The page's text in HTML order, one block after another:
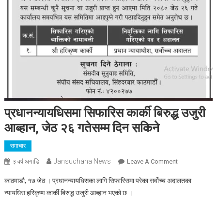
प्रधानन्यायधिसमा सिफारिस कार्की बिरुद्ध उजुरी
आब्हान, जेठ २६ गतेसम्म दिन सकिने
समाचार
३ वर्ष अगाडि Jansuchana News Leave A CommentOn
सिफारिस
काठमाडाै‌, १७ जेठ । प्रधानन्यायधिसका लागि सिफारिसमा परेका सर्वोच्च अदालतका
न्यायधिस हरिकृष्ण कार्की बिरुद्ध उजुरी आब्हान भएको छ ।